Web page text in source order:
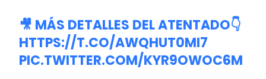
🎥 MÁS DETALLES DEL ATENTADO👇
HTTPS://T.CO/AWQHUT0MI7
PIC.TWITTER.COM/KYR9OWOC6M